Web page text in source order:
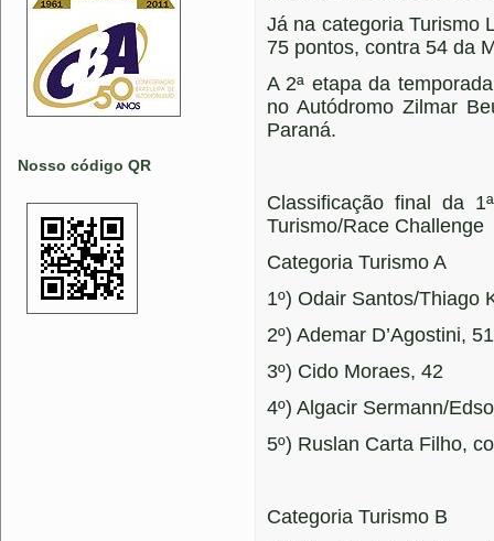
Nosso código QR
Já na categoria Turismo
75 pontos, contra 54 da
A 2ª etapa da
no Autódromo Zilmar
Paraná.
Classificação final da
Turismo/Race Challenge
Categoria Turismo A
1º) Odair Santos/Thiago
2º) Ademar D’Agostini, 51
3º) Cido Moraes, 42
4º) Algacir Sermann/
5º) Ruslan Carta Filho,
Categoria Turismo B